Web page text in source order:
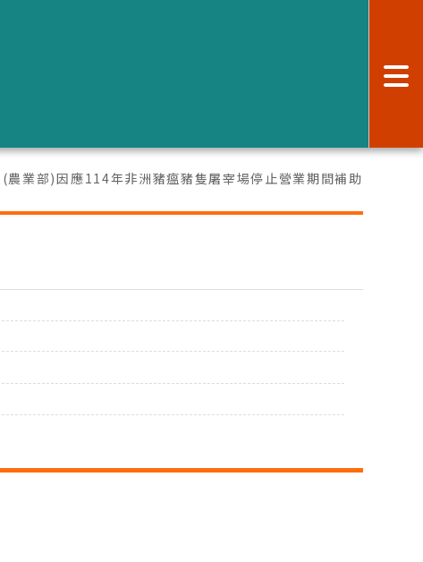
(農業部)因應114年非洲豬瘟豬隻屠宰場停止營業期間補助